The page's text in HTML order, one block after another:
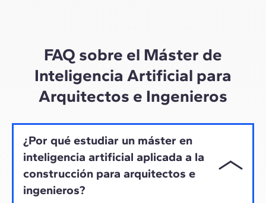
ritmo híbrido de los profesionales actuales.
FAQ sobre el Máster de
Inteligencia Artificial para
Arquitectos e Ingenieros
¿Por qué estudiar un máster en
inteligencia artificial aplicada a la
construcción para arquitectos e
ingenieros?